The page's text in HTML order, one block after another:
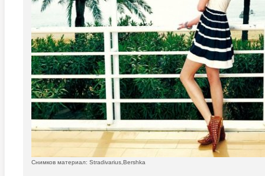
Снимков материал: Stradivarius,Bershka